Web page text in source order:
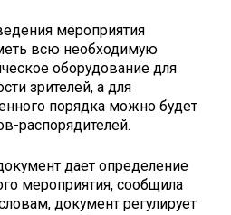
мероприятия
всю необходимую
оборудование для
зрителей, а для
порядка можно будет
распорядителей.
дает определение
мероприятия, сообщила
документ регулирует